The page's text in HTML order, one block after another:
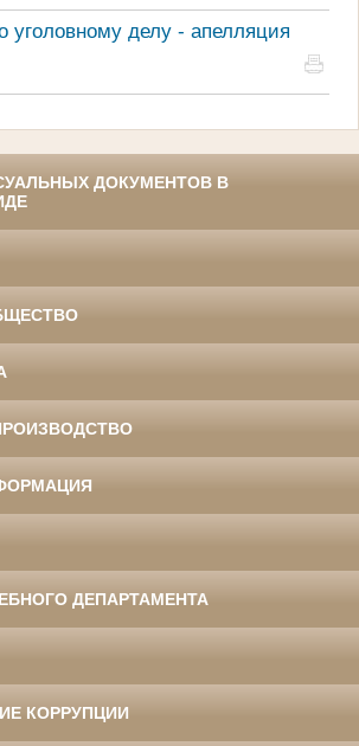
уголовному делу - апелляция
ДОКУМЕНТОВ В
ДЕПАРТАМЕНТА
КОРРУПЦИИ